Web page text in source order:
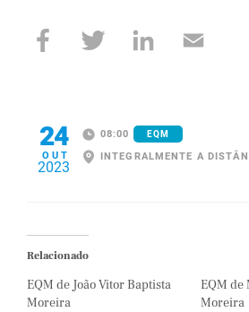
24
OUT
2023
08:00 EQM
INTEGRALMENTE A
Relacionado
EQM de João Vitor Baptista
Moreira
EQM de
Moreira